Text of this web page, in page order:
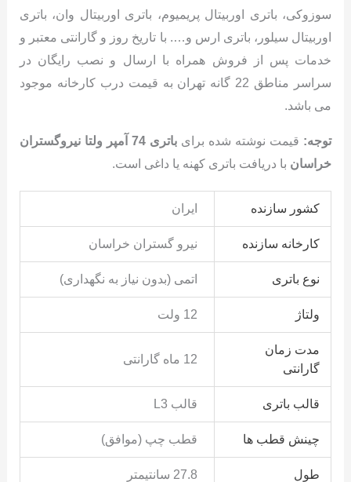
سوزوکی، باتری اوربیتال پریمیوم، باتری اوربیتال وان، باتری
اوربیتال سیلور، باتری ارس و…. با تاریخ روز و گارانتی معتبر و
خدمات پس از فروش همراه با ارسال و نصب رایگان در
سراسر مناطق 22 گانه تهران به قیمت درب کارخانه موجود
می باشد.
توجه: قیمت نوشته شده برای
باتری 74 آمپر ولتا نیروگستران
خراسان با دریافت باتری کهنه یا داغی است.
کشور سازنده ایران
کارخانه سازنده نیرو گستران خراسان
نوع باتری اتمی (بدون نیاز به نگهداری)
ولتاژ 12 ولت
مدت زمان
گارانتی
12 ماه گارانتی
قالب باتری قالب L3
چینش قطب ها قطب چپ (موافق)
طول 27.8 سانتیمتر